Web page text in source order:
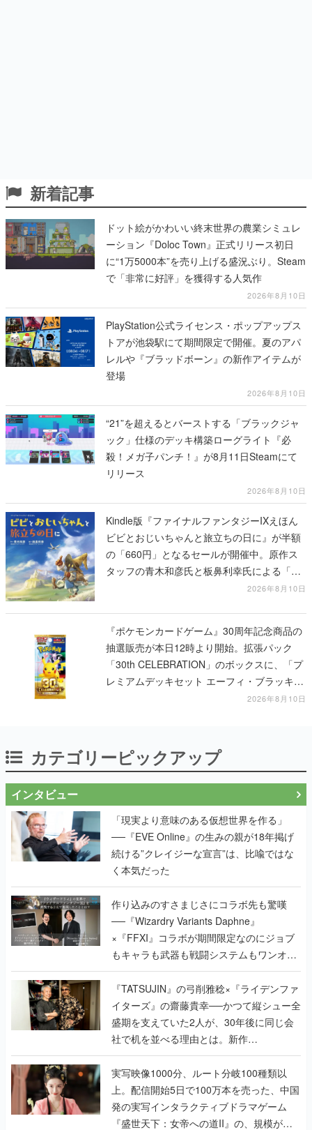
新着記事
ドット絵がかわいい終末世界の農業シミュレ
ーション『Doloc Town』正式リリース初日
に“1万5000本”を売り上げる盛況ぶり。Steam
で「非常に好評」を獲得する人気作
2026年8月10日
PlayStation公式ライセンス・ポップアップス
トアが池袋駅にて期間限定で開催。夏のアパ
レルや『ブラッドボーン』の新作アイテムが
登場
2026年8月10日
“21”を超えるとバーストする「ブラックジャ
ック」仕様のデッキ構築ローグライト『必
殺！メガ子パンチ！』が8月11日Steamにて
リリース
2026年8月10日
Kindle版『ファイナルファンタジーIXえほん
ビビとおじいちゃんと旅立ちの日に』が半額
の「660円」となるセールが開催中。原作ス
タッフの青木和彦氏と板鼻利幸氏による「ビ
2026年8月10日
『ポケモンカードゲーム』30周年記念商品の
抽選販売が本日12時より開始。拡張パック
「30th CELEBRATION」のボックスに、「プ
レミアムデッキセット エーフィ・ブラッキ
ー」「FUTURISTIC BOX」の計3商品2026年8月10日
カテゴリーピックアップ
インタビュー
「現実より意味のある仮想世界を作る」
──『EVE Online』の生みの親が18年掲げ
続ける”クレイジーな宣言”は、比喩ではな
く本気だった
作り込みのすさまじさにコラボ先も驚嘆
──『Wizardry Variants Daphne』
×『FFXI』コラボが期間限定なのにジョブ
もキャラも武器も戦闘システムもワンオフ
で作り込まれた理由を両ディレクターに聞
く
『TATSUJIN』の弓削雅稔×『ライデンファ
イターズ』の齋藤貴幸──かつて縦シュー全
盛期を支えていた2人が、30年後に同じ会
社で机を並べる理由とは。新作
『TATSUJIN EXTREME』で初タッグを組
んだレジェンド2人に訊く開発秘話
実写映像1000分、ルート分岐100種類以
上。配信開始5日で100万本を売った、中国
発の実写インタラクティブドラマゲーム
『盛世天下：女帝への道II』の、規模が違